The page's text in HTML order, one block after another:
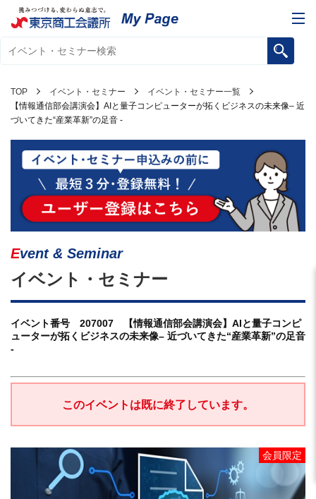
TOP イベント・セミナー
イベント・セミナー一覧
【情報通信部会講演会】AIと量子コンピューターが拓くビジネスの未来像– 近
づいてきた“産業革新”の足音 -
Event & Seminar
イベント・セミナー
イベント番号 207007 【情報通信部会講演会】AIと量子コンピ
ューターが拓くビジネスの未来像– 近づいてきた“産業革新”の足音
-
このイベントは既に終了しています。
会員限定